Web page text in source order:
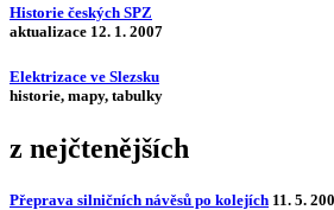
Historie českých SPZ
aktualizace 12. 1. 2007
Elektrizace ve Slezsku
historie, mapy, tabulky
z nejčtenějších
Přeprava silničních návěsů po kolejích 11. 5.